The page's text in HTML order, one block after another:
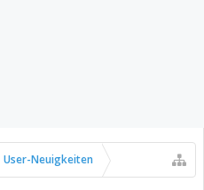
User-Neuigkeiten